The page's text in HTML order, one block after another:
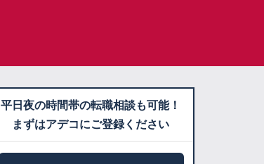
平日夜の時間帯の転職相談も可能！
まずはアデコにご登録ください